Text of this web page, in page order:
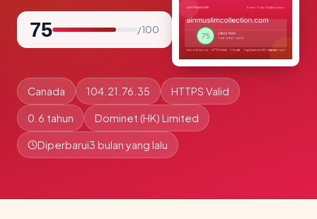
75 / 100
Canada 104.21.76.35 HTTPS Valid
0.6 tahun Dominet (HK) Limited
Diperbarui3 bulan yang lalu